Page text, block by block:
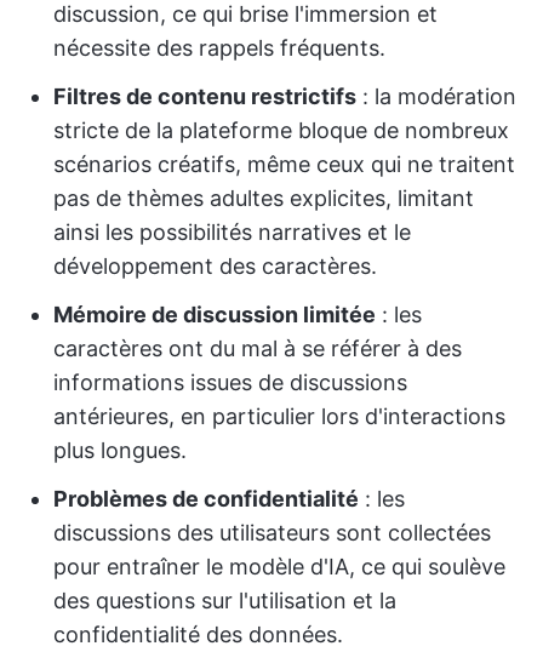
discussion, ce qui brise l'immersion et
nécessite des rappels fréquents.
Filtres de contenu restrictifs : la modération
stricte de la plateforme bloque de nombreux
scénarios créatifs, même ceux qui ne traitent
pas de thèmes adultes explicites, limitant
ainsi les possibilités narratives et le
développement des caractères.
Mémoire de discussion limitée : les
caractères ont du mal à se référer à des
informations issues de discussions
antérieures, en particulier lors d'interactions
plus longues.
Problèmes de confidentialité : les
discussions des utilisateurs sont collectées
pour entraîner le modèle d'IA, ce qui soulève
des questions sur l'utilisation et la
confidentialité des données.